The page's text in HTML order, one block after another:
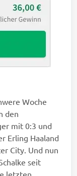
Woche
den
mit 0:3 und
Erling Haaland
City. Und nun
seit
letzten